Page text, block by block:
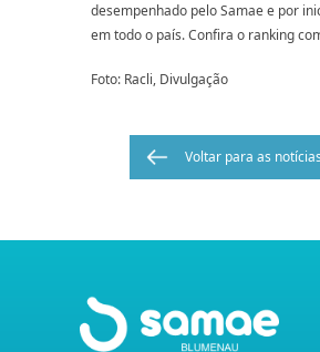
desempenhado pelo Samae e por
em todo o país. Confira o ranking
Foto: Racli, Divulgação
Voltar para as notícias